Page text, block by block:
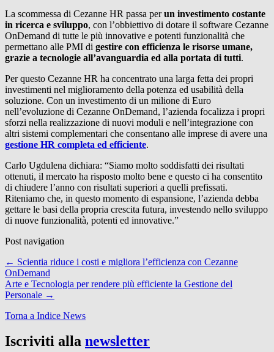
La scommessa di Cezanne HR passa perun investimento costante
in ricerca e sviluppo, con l’obbiettivo di dotare il software Cezanne
OnDemand di tutte le più innovative e potenti funzionalità che
permettano alle PMI di gestire con efficienza le risorse umane,
grazie a tecnologie all’avanguardia ed alla portata di tutti.
Per questo Cezanne HR ha concentrato una larga fetta dei propri
investimenti nel miglioramento della potenza ed usabilità della
soluzione. Con un investimento di un milione di Euro
nell’evoluzione di Cezanne OnDemand, l’azienda focalizza i propri
sforzi nella realizzazione di nuovi moduli e nell’integrazione con
altri sistemi complementari che consentano alle imprese di avere una
gestione HR completa ed efficiente.
Carlo Ugdulena dichiara: “Siamo molto soddisfatti dei risultati
ottenuti, il mercato ha risposto molto bene e questo ci ha consentito
di chiudere l’anno con risultati superiori a quelli prefissati.
Riteniamo che, in questo momento di espansione, l’azienda debba
gettare le basi della propria crescita futura, investendo nello sviluppo
di nuove funzionalità, potenti ed innovative.”
Post navigation
← Scientia riduce i costi e migliora l’efficienza con Cezanne
OnDemand
Arte e Tecnologia per rendere più efficiente la Gestione del
Personale →
Torna a Indice News
Iscriviti alla newsletter